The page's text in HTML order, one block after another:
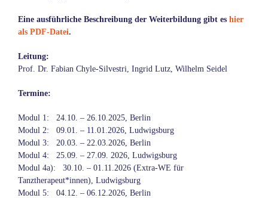
Eine ausführliche Beschreibung der Weiterbildung gibt es hier
als PDF-Datei.
Leitung:
Prof. Dr. Fabian Chyle-Silvestri, Ingrid Lutz, Wilhelm Seidel
Termine:
Modul 1: 24.10. – 26.10.2025, Berlin
Modul 2: 09.01. – 11.01.2026, Ludwigsburg
Modul 3: 20.03. – 22.03.2026, Berlin
Modul 4: 25.09. – 27.09. 2026, Ludwigsburg
Modul 4a): 30.10. – 01.11.2026 (Extra-WE für
Tanztherapeut*innen), Ludwigsburg
Modul 5: 04.12. – 06.12.2026, Berlin